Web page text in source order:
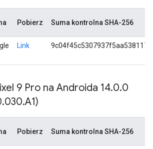
Pobierz Suma kontrolna SHA-256
Link
9 Pro na Androida 14.0.0
.030.A1)
Pobierz Suma kontrolna SHA-256